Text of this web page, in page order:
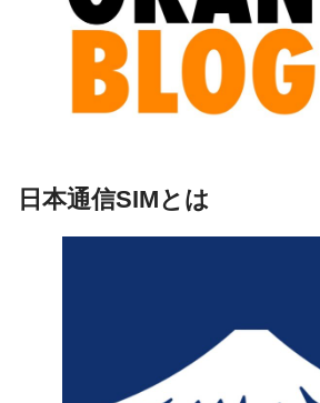
日本通信SIMとは